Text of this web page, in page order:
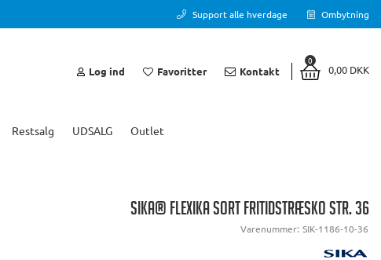
Support alle hverdage Ombytning
Log ind Favoritter Kontakt
0
0,00 DKK
Restsalg UDSALG Outlet
SIKA® FLEXIKA SORT FRITIDSTRÆSKO STR. 36
Varenummer: SIK-1186-10-36